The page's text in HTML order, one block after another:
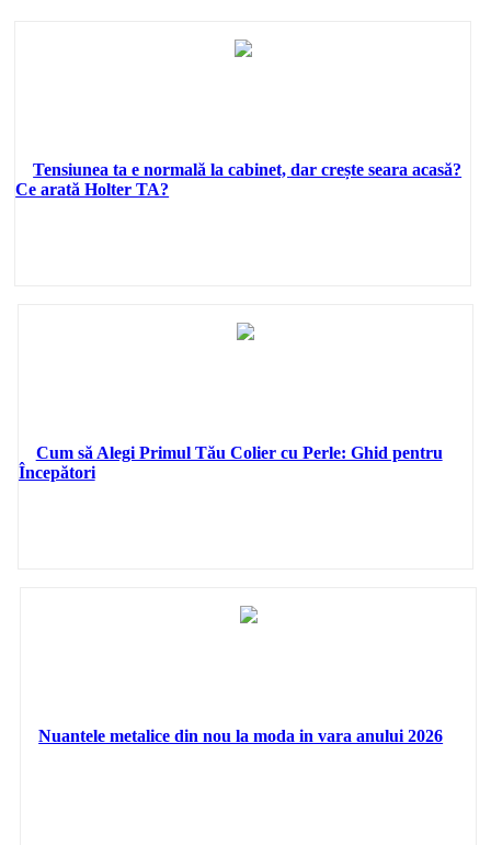
Tensiunea ta e normală la cabinet, dar crește seara acasă?
Ce arată Holter TA?
Cum să Alegi Primul Tău Colier cu Perle: Ghid pentru
Începători
Nuantele metalice din nou la moda in vara anului 2026